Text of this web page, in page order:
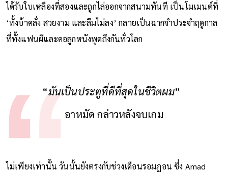
ได้รับใบเหลืองที่สองและถูกไล่ออกจากสนามทันที เป็นโมเมนต์ที่
‘ทั้งบ้าคลั่ง สวยงาม และลืมไม่ลง’ กลายเป็นฉากจำประจำฤดูกาล
ที่ทั้งแฟนผีและคอลูกหนังพูดถึงกันทั่วโลก
“มันเป็นประตูที่ดีที่สุดในชีวิตผม”
อาหมัด กล่าวหลังจบเกม
ไม่เพียงเท่านั้น วันนั้นยังตรงกับช่วงเดือนรอมฎอน ซึ่ง Amad